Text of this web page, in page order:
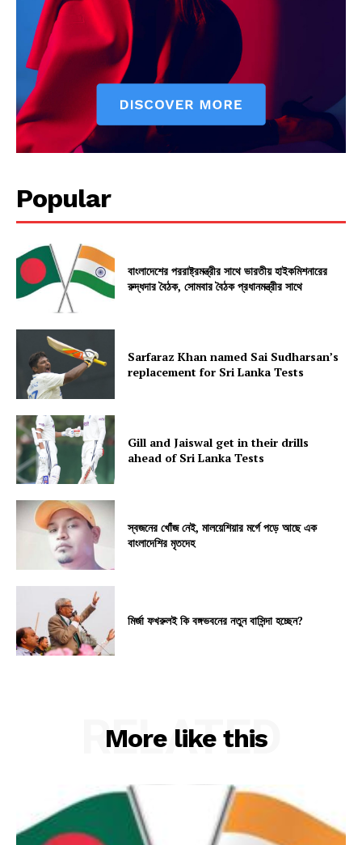
Popular
বাংলাদেশের পররাষ্ট্রমন্ত্রীর সাথে ভারতীয় হাইকমিশনারের
রুদ্ধদার বৈঠক, সোমবার বৈঠক প্রধানমন্ত্রীর সাথে
Sarfaraz Khan named Sai Sudharsan’s
replacement for Sri Lanka Tests
Gill and Jaiswal get in their drills
ahead of Sri Lanka Tests
স্বজনের খোঁজ নেই, মালয়েশিয়ার মর্গে পড়ে আছে এক
বাংলাদেশির মৃতদেহ
মির্জা ফখরুলই কি বঙ্গভবনের নতুন বাসিন্দা হচ্ছেন?
More like this
RELATED